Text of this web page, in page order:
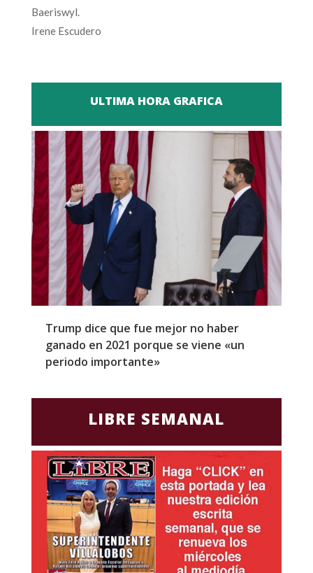
Baeriswyl.
Irene Escudero
ULTIMA HORA GRAFICA
Trump dice que fue mejor no haber
ganado en 2021 porque se viene «un
periodo importante»
LIBRE SEMANAL